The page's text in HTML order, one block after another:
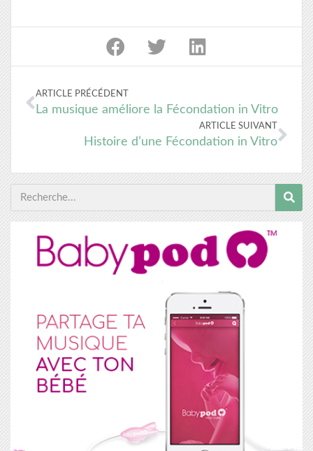
ARTICLE PRÉCÉDENT
La musique améliore la Fécondation in Vitro
ARTICLE SUIVANT
Histoire d’une Fécondation in Vitro